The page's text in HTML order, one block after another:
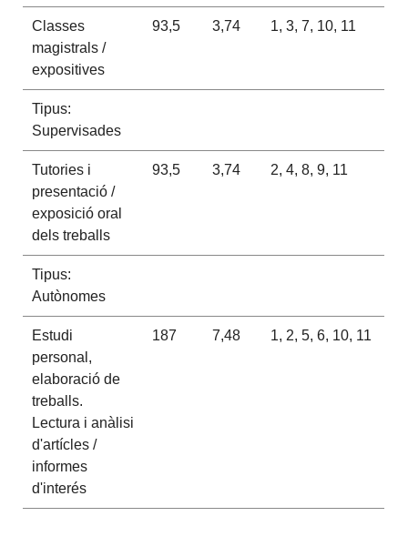
Classes
magistrals /
expositives
93,5 3,74 1, 3, 7, 10, 11
Tipus:
Supervisades
Tutories i
presentació /
exposició oral
dels treballs
93,5 3,74 2, 4, 8, 9, 11
Tipus:
Autònomes
Estudi
personal,
elaboració de
treballs.
Lectura i anàlisi
d'artícles /
informes
d'interés
187 7,48 1, 2, 5, 6, 10, 11